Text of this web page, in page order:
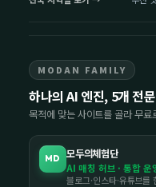
MODAN FAMILY
하나의 AI 엔진, 5개 전
목적에 맞는 사이트를 골라 무
MD 모두의체험단
AI 매칭 허브 · 통합 운
블로그·인스타·유튜브를